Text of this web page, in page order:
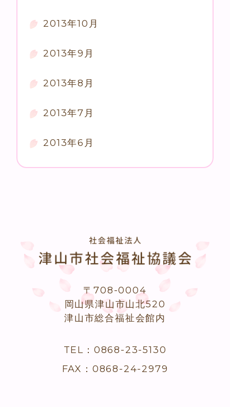
2013年10月
2013年9月
2013年8月
2013年7月
2013年6月
〒708-0004
岡山県津山市山北520
津山市総合福祉会館内
TEL：0868-23-5130
FAX：0868-24-2979